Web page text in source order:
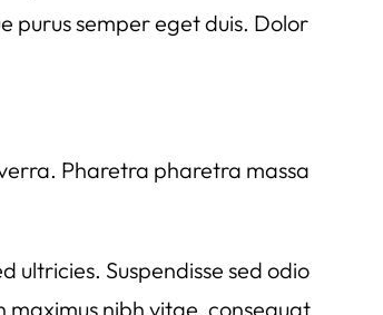
purus semper eget duis. Dolor
Pharetra pharetra massa
ultricies. Suspendisse sed odio
nibh vitae, consequat